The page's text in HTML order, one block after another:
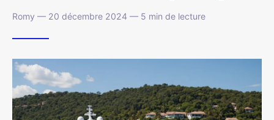
Romy — 20 décembre 2024 — 5 min de lecture